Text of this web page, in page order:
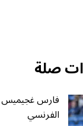
صلة
فارس غجيميس
الفرنسي